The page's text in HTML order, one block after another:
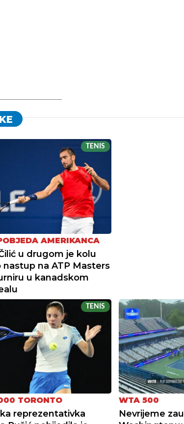
TENIS
AMERIKANCA
u drugom je kolu
nastup na ATP Masters
u kanadskom
TENIS
TORONTO
reprezentativka
WTA 500
Nevrijeme